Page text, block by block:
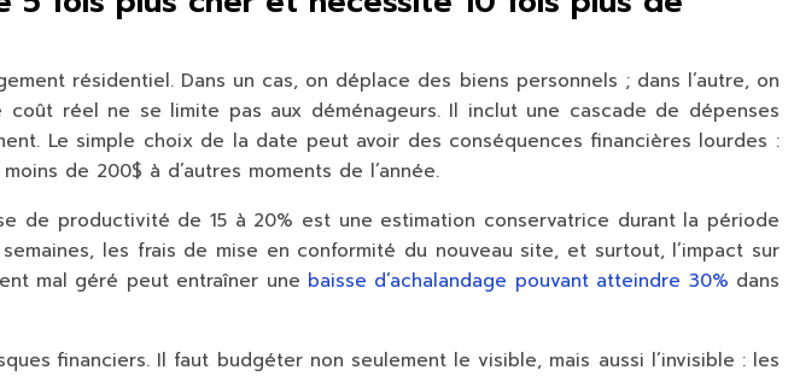
résidentiel. Dans un cas, on déplace des biens personnels ; dans l’autre, on
réel ne se limite pas aux déménageurs. Il inclut une cascade de dépenses
Le simple choix de la date peut avoir des conséquences financières lourdes :
de 200$ à d’autres moments de l’année.
de productivité de 15 à 20% est une estimation conservatrice durant la période
les frais de mise en conformité du nouveau site, et surtout, l’impact sur
mal géré peut entraîner une baisse d’achalandage pouvant atteindre 30% dans
financiers. Il faut budgéter non seulement le visible, mais aussi l’invisible : les